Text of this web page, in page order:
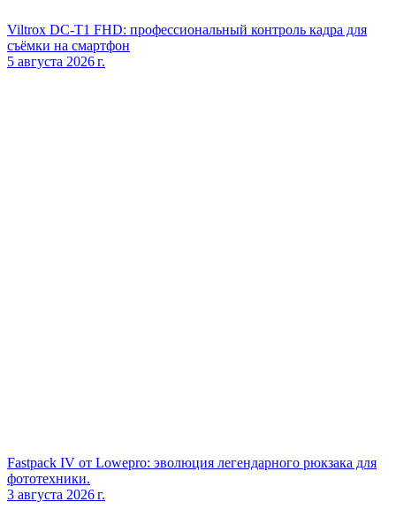
Viltrox DC‑T1 FHD: профессиональный контроль кадра для
съёмки на смартфон
5 августа 2026 г.
Fastpack IV от Lowepro: эволюция легендарного рюкзака для
фототехники.
3 августа 2026 г.